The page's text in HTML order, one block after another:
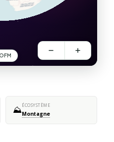
⛰️ÉCOSYSTÈME
Montagne